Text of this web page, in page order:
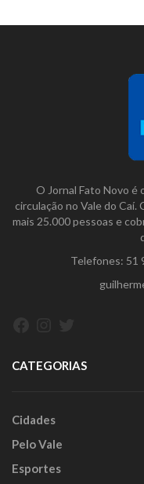
O Jornal Fato Novo é
circulação no Vale do
mais 25.000 pessoas e
Telefones: 51
CATEGORIAS
Cidades
Pelo Vale
Esportes